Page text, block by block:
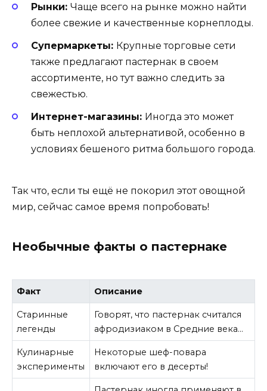
Рынки: Чаще всего на рынке можно найти
более свежие и качественные корнеплоды.
Супермаркеты: Крупные торговые сети
также предлагают пастернак в своем
ассортименте, но тут важно следить за
свежестью.
Интернет-магазины: Иногда это может
быть неплохой альтернативой, особенно в
условиях бешеного ритма большого города.
Так что, если ты ещё не покорил этот овощной
мир, сейчас самое время попробовать!
Необычные факты о пастернаке
Факт Описание
Старинные
легенды
Говорят, что пастернак считался
афродизиаком в Средние века…
Кулинарные
эксперименты
Некоторые шеф-повара
включают его в десерты!